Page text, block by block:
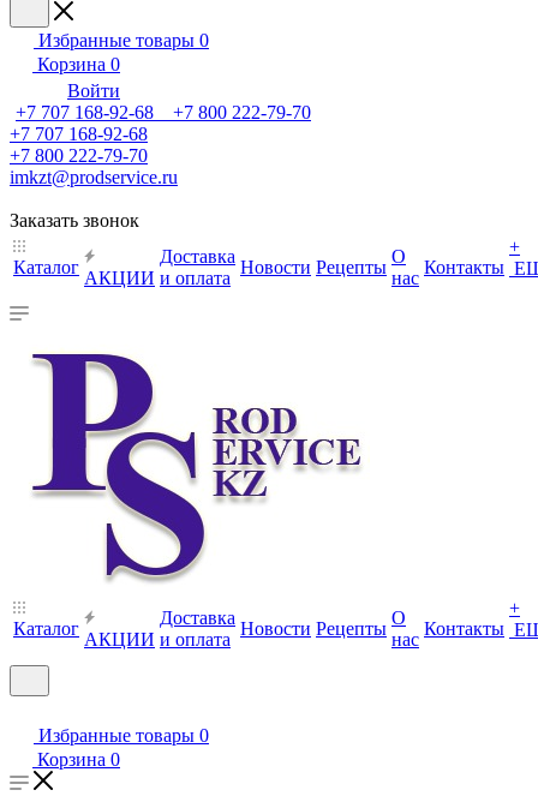
Избранные товары 0
Корзина 0
Войти
+7 707 168-92-68 +7 800 222-79-70
+7 707 168-92-68
+7 800 222-79-70
imkzt@prodservice.ru
Заказать звонок
Каталог
АКЦИИ
Доставка
и оплата
Новости Рецепты
О
нас
Контакты
+
Каталог
АКЦИИ
Доставка
и оплата
Новости Рецепты
О
нас
Контакты
+
Избранные товары 0
Корзина 0